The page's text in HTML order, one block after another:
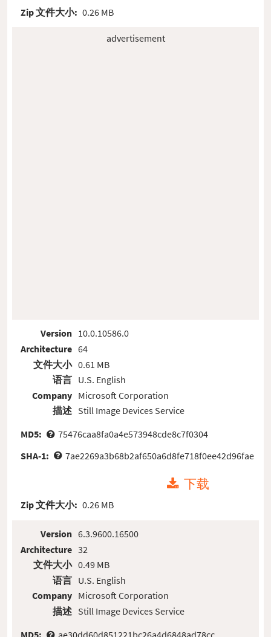
Zip 文件大小: 0.26 MB
advertisement
Version
Architecture
文件大小
语言
Company
描述
10.0.10586.0
64
0.61 MB
U.S. English
Microsoft Corporation
Still Image Devices Service
MD5:
75476caa8fa0a4e573948cde8c7f0304
SHA-1:
7ae2269a3b68b2af650a6d8fe718f0ee42d96fae
下载
Zip 文件大小: 0.26 MB
Version
Architecture
文件大小
语言
Company
描述
6.3.9600.16500
32
0.49 MB
U.S. English
Microsoft Corporation
Still Image Devices Service
MD5:
ae30dd60d851221bc26a4d6848ad78cc